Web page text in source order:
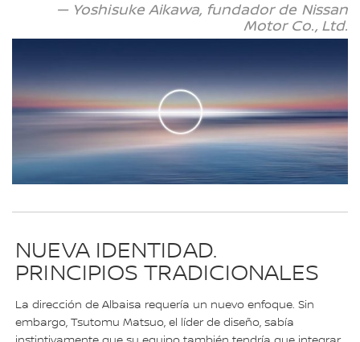
— Yoshisuke Aikawa, fundador de Nissan
Motor Co., Ltd.
NUEVA IDENTIDAD.
PRINCIPIOS TRADICIONALES
La dirección de Albaisa requería un nuevo enfoque. Sin
embargo, Tsutomu Matsuo, el líder de diseño, sabía